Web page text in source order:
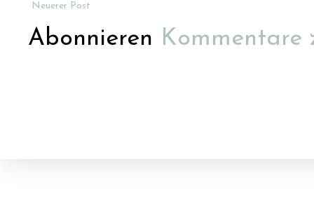
Neuerer Post
Abonnieren Kommentare